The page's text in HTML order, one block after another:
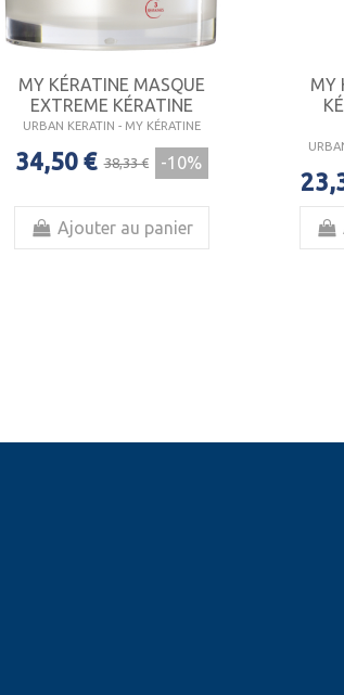
MY KÉRATINE MASQUE
EXTREME KÉRATINE
URBAN KERATIN - MY KÉRATINE
34,50 € 38,33 € -10%
Ajouter au panier
MY